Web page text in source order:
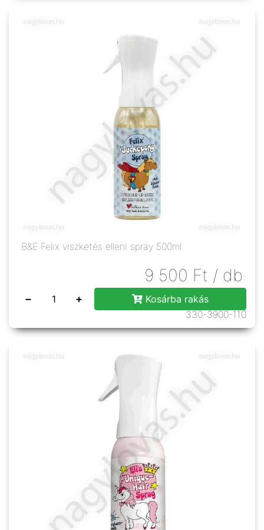
B&E Felix viszketés elleni spray 500ml
9 500 Ft / db
− +
Kosárba rakás
330-3900-110